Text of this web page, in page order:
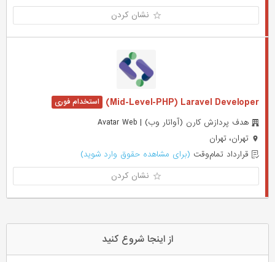
نشان کردن
Mid-Level-PHP) Laravel Developer)
هدف پردازش کارن (آواتار وب) | Avatar Web
تهران، تهران
قرارداد تمام‌وقت (برای مشاهده حقوق وارد شوید)
نشان کردن
از اینجا شروع کنید